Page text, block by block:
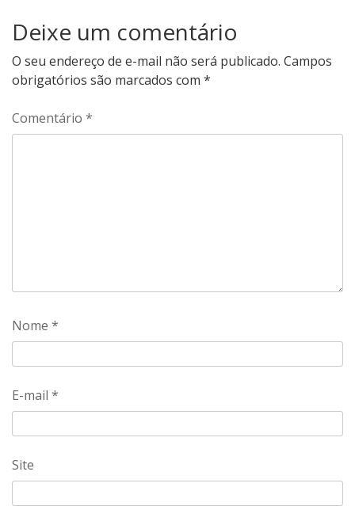
Deixe um comentário
O seu endereço de e-mail não será publicado. Campos
obrigatórios são marcados com *
Comentário *
Nome *
E-mail *
Site